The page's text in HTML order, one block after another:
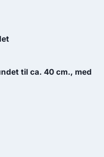
til ca. 40 cm., med